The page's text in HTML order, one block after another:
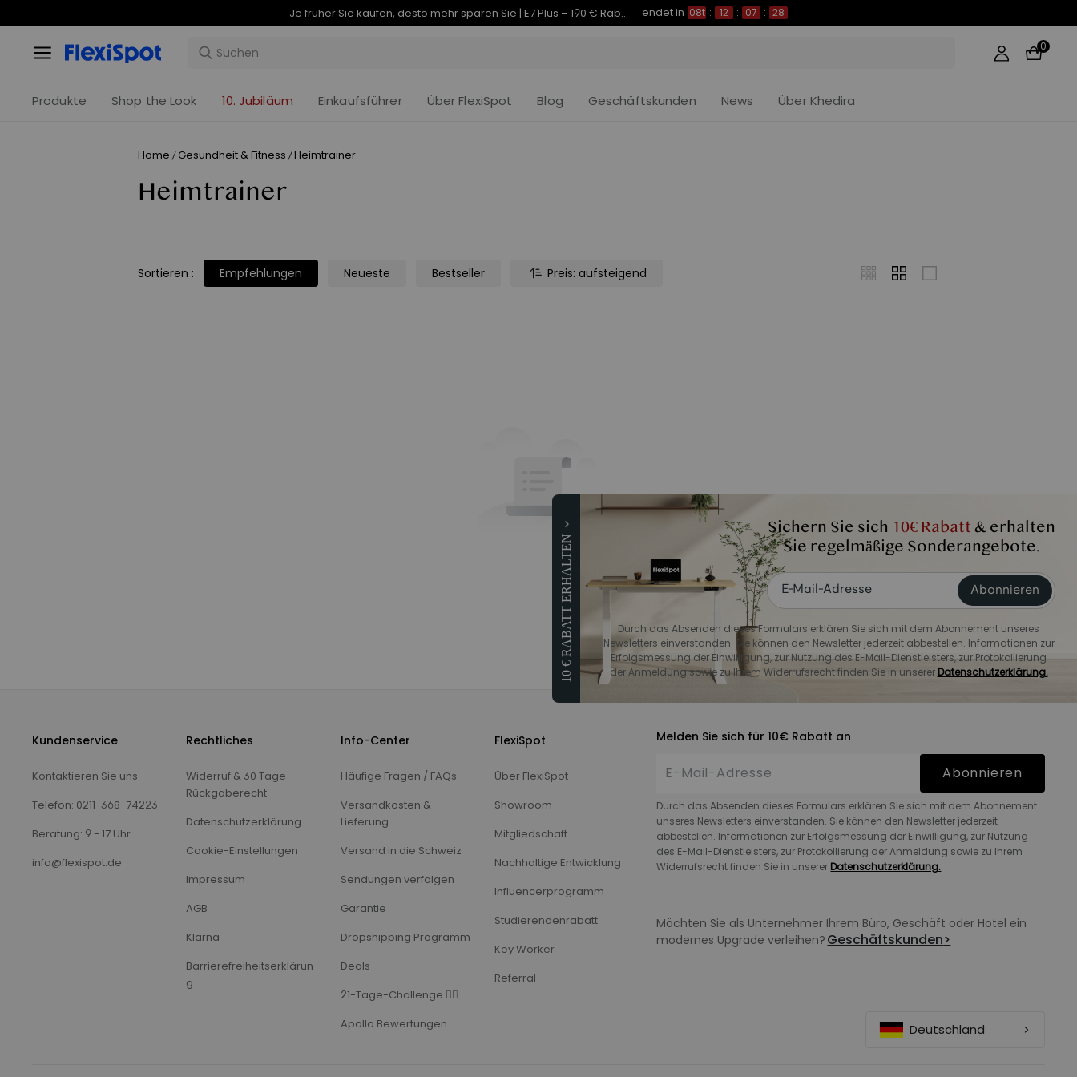
Je früher Sie kaufen, desto mehr sparen Sie | C7 Morpher – 290 € Rabatt endet in 08t : 12 : 07 : 28
0
Produkte Shop the Look 10. Jubiläum Einkaufsführer Über FlexiSpot Blog Geschäftskunden News Über Khedira
Home / Gesundheit & Fitness /Heimtrainer
Heimtrainer
Sortieren : Empfehlungen Neueste Bestseller Preis: aufsteigend
Kundenservice
Kontaktieren Sie uns
Telefon: 0211-368-74223
Beratung: 9 - 17 Uhr
info@flexispot.de
Rechtliches
Widerruf & 30 Tage
Rückgaberecht
Datenschutzerklärung
Cookie-Einstellungen
Impressum
AGB
Klarna
Barrierefreiheitserklärun
g
Info-Center
Häufige Fragen / FAQs
Versandkosten &
Lieferung
Versand in die Schweiz
Sendungen verfolgen
Garantie
Dropshipping Programm
Deals
21-Tage-Challenge 🏃‍♂️
Apollo Bewertungen
FlexiSpot
Über FlexiSpot
Showroom
Mitgliedschaft
Nachhaltige Entwicklung
Influencerprogramm
Studierendenrabatt
Key Worker
Referral
Melden Sie sich für 10€ Rabatt an
Abonnieren
Durch das Absenden dieses Formulars erklären Sie sich mit dem Abonnement
unseres Newsletters einverstanden. Sie können den Newsletter jederzeit
abbestellen. Informationen zur Erfolgsmessung der Einwilligung, zur Nutzung
des E-Mail-Dienstleisters, zur Protokollierung der Anmeldung sowie zu Ihrem
Widerrufsrecht finden Sie in unserer Datenschutzerklärung.
Möchten Sie als Unternehmer Ihrem Büro, Geschäft oder Hotel ein
modernes Upgrade verleihen? Geschäftskunden>
Deutschland
10 € RABATT ERHALTEN
Sichern Sie sich 10€ Rabatt & erhalten
Sie regelmäßige Sonderangebote.
Abonnieren
Durch das Absenden dieses Formulars erklären Sie sich mit dem Abonnement unseres
Newsletters einverstanden. Sie können den Newsletter jederzeit abbestellen. Informationen zur
Erfolgsmessung der Einwilligung, zur Nutzung des E-Mail-Dienstleisters, zur Protokollierung
der Anmeldung sowie zu Ihrem Widerrufsrecht finden Sie in unserer Datenschutzerklärung.